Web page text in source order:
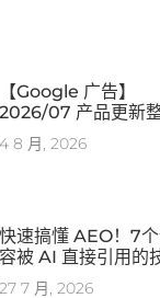
【Google 广告】
2026/07 产品更新
4 8 月, 2026
快速搞懂 AEO！7
容被 AI 直接引用的
27 7 月, 2026